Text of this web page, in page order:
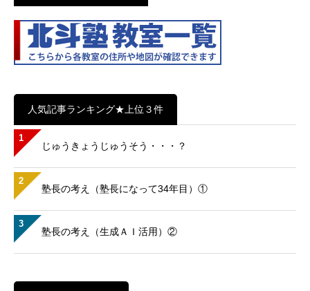
人気記事ランキング★上位３件
1
じゅうきょうじゅうそう・・・？
2
塾長の考え（塾長になって34年目）①
3
塾長の考え（生成ＡＩ活用）②